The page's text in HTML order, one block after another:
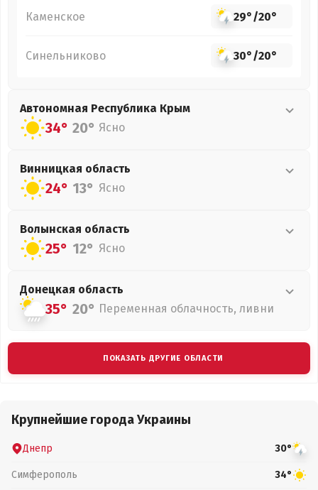
Каменское 29°/20°
Синельниково 30°/20°
Автономная Республика Крым
34° 20° Ясно
Винницкая область
24° 13° Ясно
Волынская область
25° 12° Ясно
Донецкая область
35° 20° Переменная облачность, ливни
ПОКАЗАТЬ ДРУГИЕ ОБЛАСТИ
Крупнейшие города Украины
Днепр 30°
Симферополь 34°